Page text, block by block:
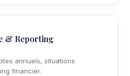
& Reporting
annuels, situations
financier.